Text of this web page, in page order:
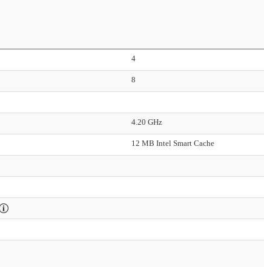
4
8
4.20 GHz
12 MB Intel Smart Cache